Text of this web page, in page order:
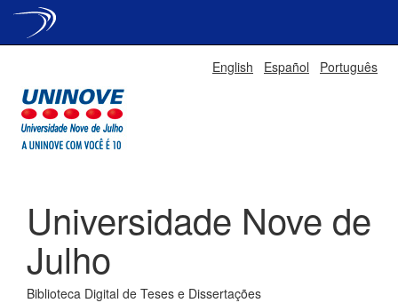
English Español Português
Universidade Nove de
Julho
Biblioteca Digital de Teses e Dissertações